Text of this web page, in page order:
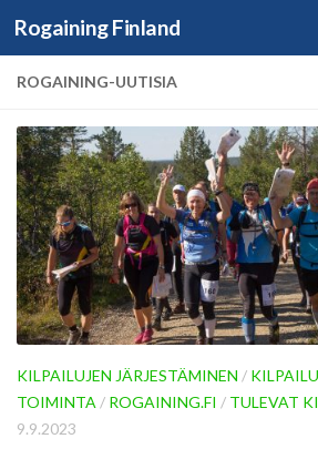
Skip to content
Rogaining Finland
ROGAINING-UUTISIA
KILPAILUJEN JÄRJESTÄMINEN /
TOIMINTA / ROGAINING.FI / TULEVAT
9.9.2023